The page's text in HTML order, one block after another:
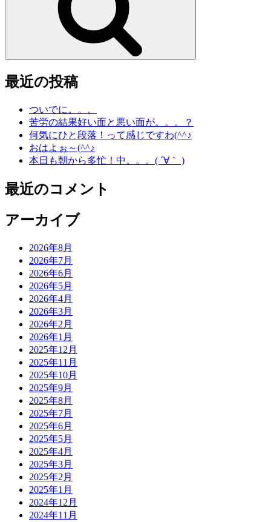
最近の投稿
ついでに。。。
苦労の結果好い面と悪い面が。。。？
何気にひと段落！って感じですわ(^^♪
おはよぉ～(^^♪
本日も朝から多忙！中。。。( ´∀｀ )
最近のコメント
アーカイブ
2026年8月
2026年7月
2026年6月
2026年5月
2026年4月
2026年3月
2026年2月
2026年1月
2025年12月
2025年11月
2025年10月
2025年9月
2025年8月
2025年7月
2025年6月
2025年5月
2025年4月
2025年3月
2025年2月
2025年1月
2024年12月
2024年11月